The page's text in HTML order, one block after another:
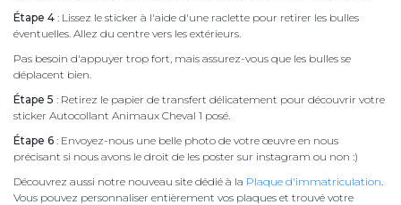
Étape 4 : Lissez le sticker à l'aide d'une raclette pour retirer les bulles
éventuelles. Allez du centre vers les extérieurs.
Pas besoin d'appuyer trop fort, mais assurez-vous que les bulles se
déplacent bien.
Étape 5 : Retirez le papier de transfert délicatement pour découvrir votre
sticker Autocollant Animaux Cheval 1 posé.
Étape 6 : Envoyez-nous une belle photo de votre œuvre en nous
précisant si nous avons le droit de les poster sur instagram ou non :)
Découvrez aussi notre nouveau site dédié à la Plaque d'immatriculation
Vous pouvez personnaliser entièrement vos plaques et trouvé votre